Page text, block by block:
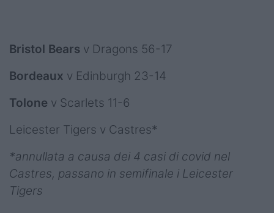
Bristol Bears v Dragons 56-17
Bordeaux v Edinburgh 23-14
Tolone v Scarlets 11-6
Leicester Tigers v Castres*
*annullata a causa dei 4 casi di covid nel
Castres, passano in semifinale i Leicester
Tigers